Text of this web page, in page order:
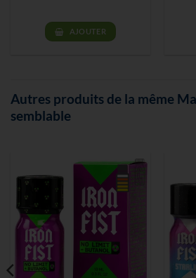
9,90€.5,94€.
AJOUTER
Autres produits de la même
semblable